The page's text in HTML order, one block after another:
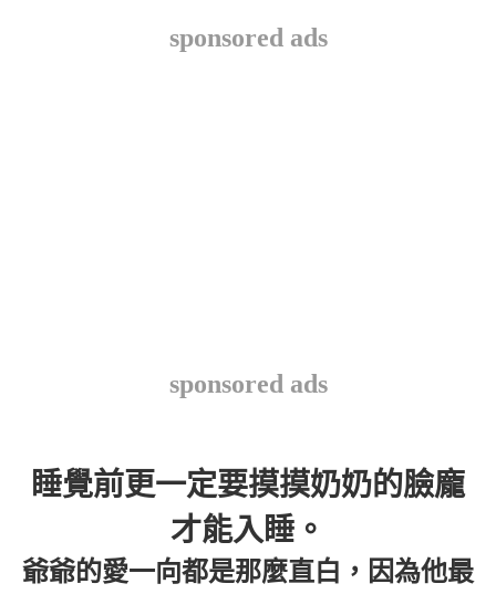
sponsored ads
sponsored ads
睡覺前更一定要摸摸奶奶的臉龐
才能入睡。
爺爺的愛一向都是那麼直白，因為他最